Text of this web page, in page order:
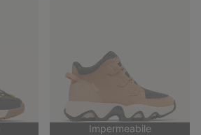
Impermeabile